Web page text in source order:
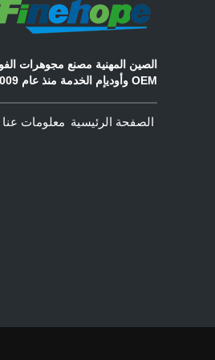
الصين المهنية مصنع مجوهرات
OEM وأوديإم الخدمة منذ عام 2009
الصفحة الرئيسية معلومات عنا